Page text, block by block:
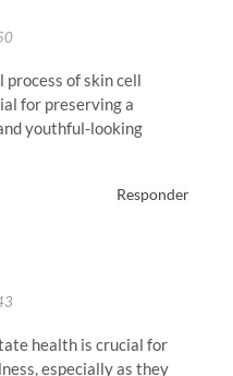
process of skin cell
for preserving a
youthful-looking
Responder
health is crucial for
especially as they